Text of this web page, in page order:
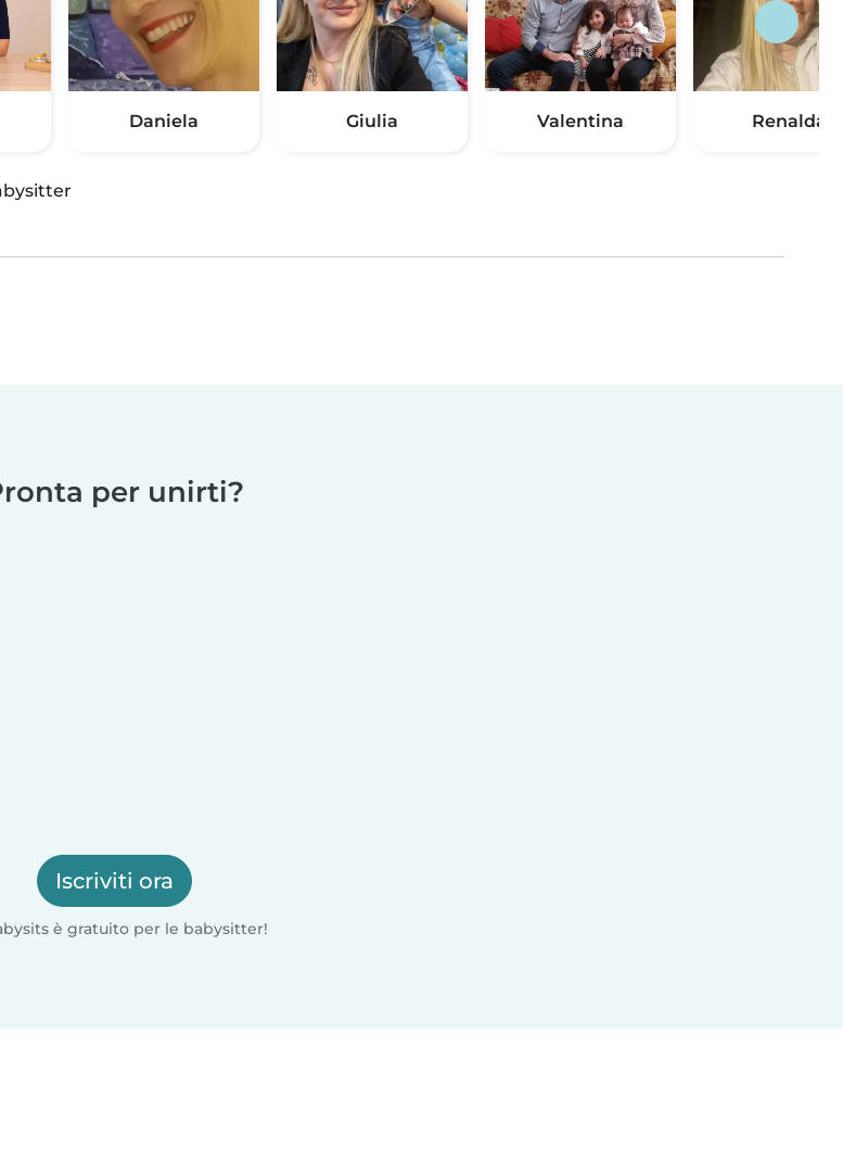
Daniela Giulia Valentina Renalda
per unirti?
Iscriviti ora
è gratuito per le babysitter!